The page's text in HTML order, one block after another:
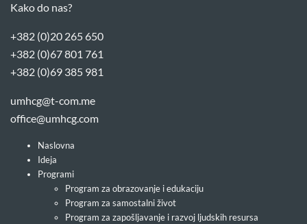
Kako do nas?
+382 (0)20 265 650
+382 (0)67 801 761
+382 (0)69 385 981
umhcg@t-com.me
office@umhcg.com
Naslovna
Ideja
Programi
Program za obrazovanje i edukaciju
Program za samostalni život
Program za zapošljavanje i razvoj ljudskih resursa